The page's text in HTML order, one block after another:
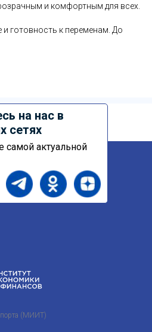
и комфортным для всех.
готовность к переменам. До
на нас в
сетях
самой актуальной
(МИИТ)